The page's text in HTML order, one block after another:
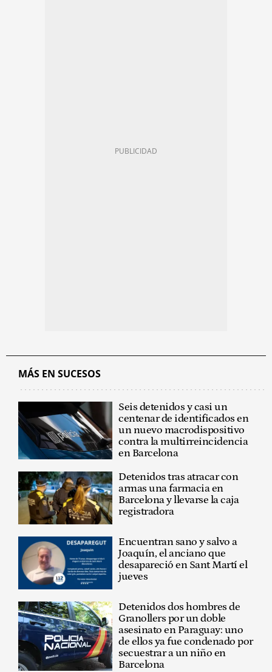
MÁS EN SUCESOS
Seis detenidos y casi un
centenar de identificados en
un nuevo macrodispositivo
contra la multirreincidencia
en Barcelona
Detenidos tras atracar con
armas una farmacia en
Barcelona y llevarse la caja
registradora
Encuentran sano y salvo a
Joaquín, el anciano que
desapareció en Sant Martí el
jueves
Detenidos dos hombres de
Granollers por un doble
asesinato en Paraguay: uno
de ellos ya fue condenado por
secuestrar a un niño en
Barcelona